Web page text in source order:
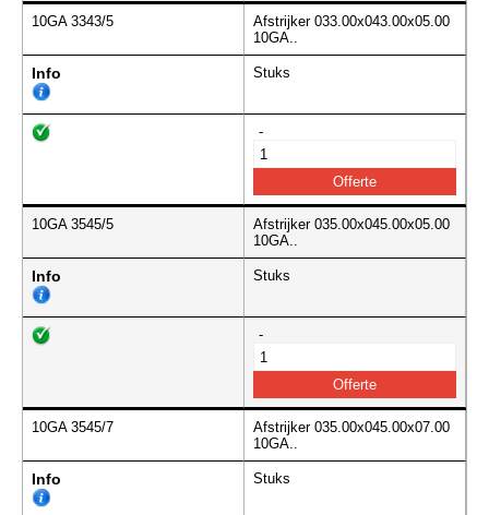
10GA 3343/5
Afstrijker 033.00x043.00x05.00
10GA..
Info Stuks
-
10GA 3545/5
Afstrijker 035.00x045.00x05.00
10GA..
Info Stuks
-
10GA 3545/7
Afstrijker 035.00x045.00x07.00
10GA..
Info Stuks